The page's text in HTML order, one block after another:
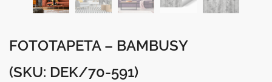
FOTOTAPETA – BAMBUSY
(SKU: DEK/70-591)